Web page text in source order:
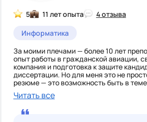
5 11 лет опыта
4 отзыва
Информатика
За моими плечами — более 10 лет
опыт работы в гражданской авиации,
компания и подготовка к защите
диссертации. Но для меня это не
резюме — это возможность быть в
как устроены сложные системы, и
понимание ученикам.
Я люблю свою работу за то, что могу
Читать все